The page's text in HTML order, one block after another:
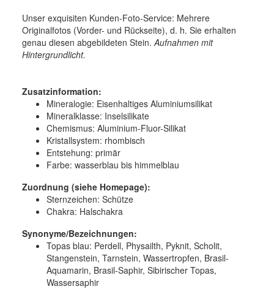
Unser exquisiten Kunden-Foto-Service: Mehrere
Originalfotos (Vorder- und Rückseite), d. h. Sie erhalten
genau diesen abgebildeten Stein. Aufnahmen mit
Hintergrundlicht.
Zusatzinformation:
Mineralogie: Eisenhaltiges Aluminiumsilikat
Mineralklasse: Inselsilikate
Chemismus: Aluminium-Fluor-Silikat
Kristallsystem: rhombisch
Entstehung: primär
Farbe: wasserblau bis himmelblau
Zuordnung (siehe Homepage):
Sternzeichen: Schütze
Chakra: Halschakra
Synonyme/Bezeichnungen:
Topas blau: Perdell, Physailth, Pyknit, Scholit,
Stangenstein, Tarnstein, Wassertropfen, Brasil-
Aquamarin, Brasil-Saphir, Sibirischer Topas,
Wassersaphir